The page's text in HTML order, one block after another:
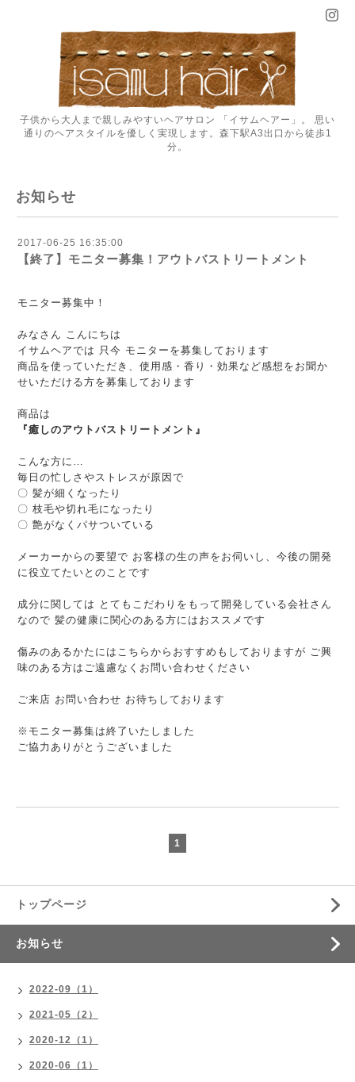
子供から大人まで親しみやすいヘアサロン 「イサムヘアー」。 思い
通りのヘアスタイルを優しく実現します。森下駅A3出口から徒歩1
分。
お知らせ
2017-06-25 16:35:00
【終了】モニター募集！アウトバストリートメント
モニター募集中！
みなさん こんにちは
イサムヘアでは 只今 モニターを募集しております
商品を使っていただき、使用感・香り・効果など感想をお聞か
せいただける方を募集しております
商品は
『癒しのアウトバストリートメント』
こんな方に…
毎日の忙しさやストレスが原因で
〇 髪が細くなったり
〇 枝毛や切れ毛になったり
〇 艶がなくパサついている
メーカーからの要望で お客様の生の声をお伺いし、今後の開発
に役立てたいとのことです
成分に関しては とてもこだわりをもって開発している会社さん
なので 髪の健康に関心のある方にはおススメです
傷みのあるかたにはこちらからおすすめもしておりますが ご興
味のある方はご遠慮なくお問い合わせください
ご来店 お問い合わせ お待ちしております
※モニター募集は終了いたしました
ご協力ありがとうございました
1
トップページ
お知らせ
2022-09（1）
2021-05（2）
2020-12（1）
2020-06（1）